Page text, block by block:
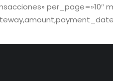
per_page=»10″